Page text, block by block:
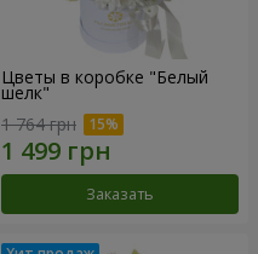
Цветы в коробке "Белый
шелк"
1 764 грн
Заказать